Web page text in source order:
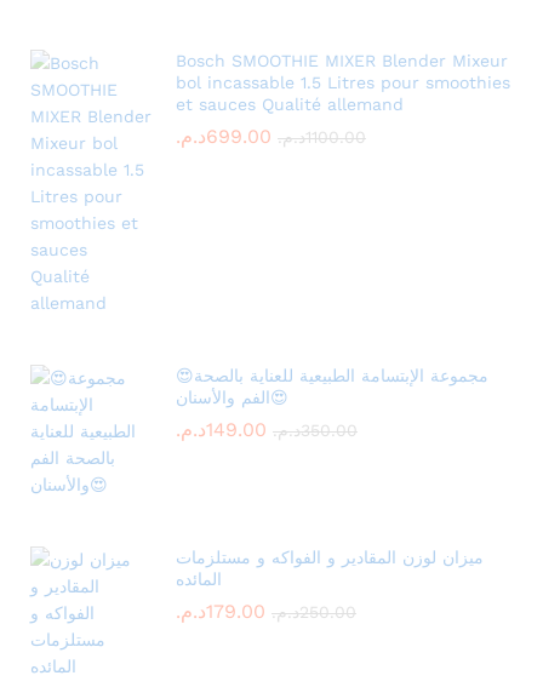
Bosch SMOOTHIE MIXER Blender Mixeur
bol incassable 1.5 Litres pour smoothies
et sauces Qualité allemand
699.00د.م. 1100.00د.م.
😍مجموعة الإبتسامة الطبيعية للعناية بالصحة
الفم والأسنان😍
149.00د.م. 350.00د.م.
ميزان لوزن المقادير و الفواكه و مستلزمات
المائده
179.00د.م. 250.00د.م.